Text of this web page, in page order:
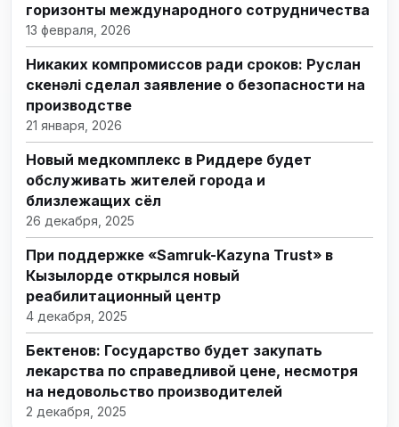
горизонты международного сотрудничества
13 февраля, 2026
Никаких компромиссов ради сроков: Руслан
Өскенәлі сделал заявление о безопасности на
производстве
21 января, 2026
Новый медкомплекс в Риддере будет
обслуживать жителей города и
близлежащих сёл
26 декабря, 2025
При поддержке «Samruk-Kazyna Trust» в
Кызылорде открылся новый
реабилитационный центр
4 декабря, 2025
Бектенов: Государство будет закупать
лекарства по справедливой цене, несмотря
на недовольство производителей
2 декабря, 2025